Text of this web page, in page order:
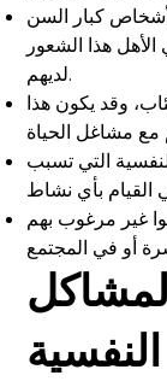
كبار السن
الأهل هذا الشعور
لديهم.
وقد يكون هذا
التي تسبب
غير مرغوب بهم
النفسية